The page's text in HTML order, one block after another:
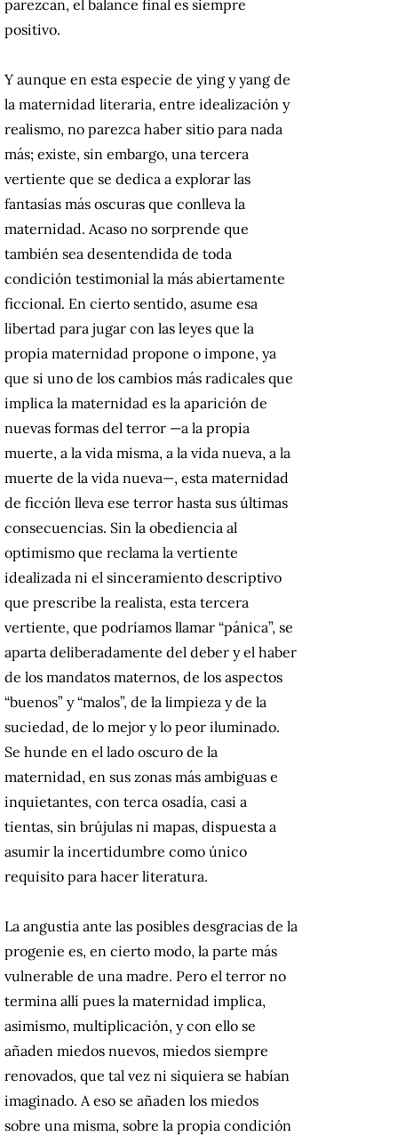
parezcan, el balance final es siempre
positivo.
Y aunque en esta especie de ying y yang de
la maternidad literaria, entre idealización y
realismo, no parezca haber sitio para nada
más; existe, sin embargo, una tercera
vertiente que se dedica a explorar las
fantasías más oscuras que conlleva la
maternidad. Acaso no sorprende que
también sea desentendida de toda
condición testimonial la más abiertamente
ficcional. En cierto sentido, asume esa
libertad para jugar con las leyes que la
propia maternidad propone o impone, ya
que si uno de los cambios más radicales que
implica la maternidad es la aparición de
nuevas formas del terror —a la propia
muerte, a la vida misma, a la vida nueva, a la
muerte de la vida nueva—, esta maternidad
de ficción lleva ese terror hasta sus últimas
consecuencias. Sin la obediencia al
optimismo que reclama la vertiente
idealizada ni el sinceramiento descriptivo
que prescribe la realista, esta tercera
vertiente, que podríamos llamar “pánica”, se
aparta deliberadamente del deber y el haber
de los mandatos maternos, de los aspectos
“buenos” y “malos”, de la limpieza y de la
suciedad, de lo mejor y lo peor iluminado.
Se hunde en el lado oscuro de la
maternidad, en sus zonas más ambiguas e
inquietantes, con terca osadía, casi a
tientas, sin brújulas ni mapas, dispuesta a
asumir la incertidumbre como único
requisito para hacer literatura.
La angustia ante las posibles desgracias de la
progenie es, en cierto modo, la parte más
vulnerable de una madre. Pero el terror no
termina allí pues la maternidad implica,
asimismo, multiplicación, y con ello se
añaden miedos nuevos, miedos siempre
renovados, que tal vez ni siquiera se habían
imaginado. A eso se añaden los miedos
sobre una misma, sobre la propia condición